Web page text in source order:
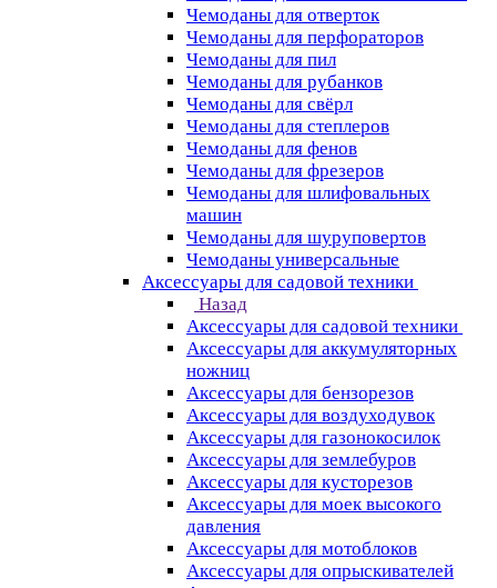
Чемоданы для отверток
Чемоданы для перфораторов
Чемоданы для пил
Чемоданы для рубанков
Чемоданы для свёрл
Чемоданы для степлеров
Чемоданы для фенов
Чемоданы для фрезеров
Чемоданы для шлифовальных
машин
Чемоданы для шуруповертов
Чемоданы универсальные
Аксессуары для садовой техники
Назад
Аксессуары для садовой техники
Аксессуары для аккумуляторных
ножниц
Аксессуары для бензорезов
Аксессуары для воздуходувок
Аксессуары для газонокосилок
Аксессуары для землебуров
Аксессуары для кусторезов
Аксессуары для моек высокого
давления
Аксессуары для мотоблоков
Аксессуары для опрыскивателей